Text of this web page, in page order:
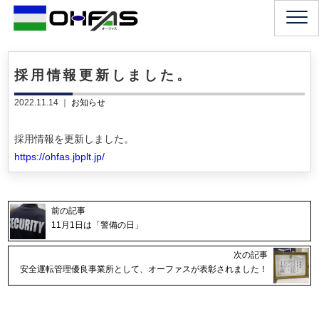
採用情報更新しました。
2022.11.14 ｜ お知らせ
採用情報を更新しました。
https://ohfas.jbplt.jp/
前の記事
11月1日は「警備の日」
次の記事
安全運転管理優良事業所として、オーファスが表彰されました！